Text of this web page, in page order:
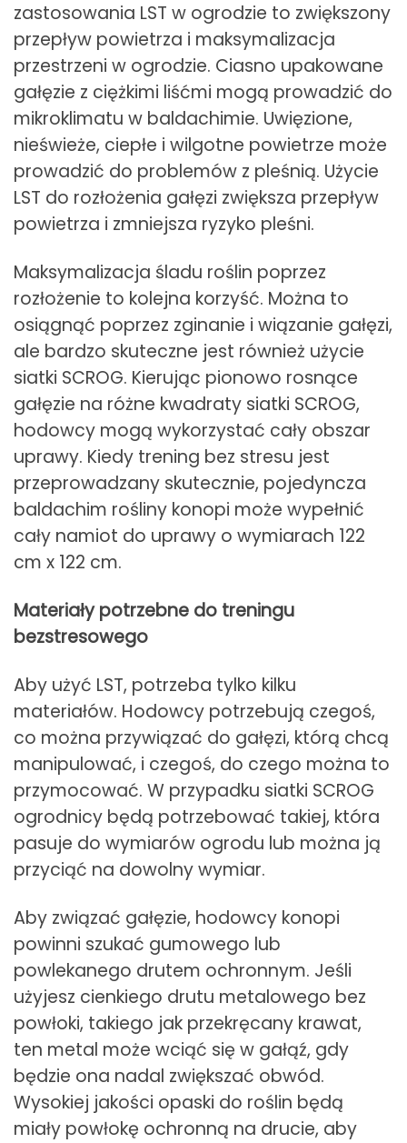
zastosowania LST w ogrodzie to zwiększony
przepływ powietrza i maksymalizacja
przestrzeni w ogrodzie. Ciasno upakowane
gałęzie z ciężkimi liśćmi mogą prowadzić do
mikroklimatu w baldachimie. Uwięzione,
nieświeże, ciepłe i wilgotne powietrze może
prowadzić do problemów z pleśnią. Użycie
LST do rozłożenia gałęzi zwiększa przepływ
powietrza i zmniejsza ryzyko pleśni.
Maksymalizacja śladu roślin poprzez
rozłożenie to kolejna korzyść. Można to
osiągnąć poprzez zginanie i wiązanie gałęzi,
ale bardzo skuteczne jest również użycie
siatki SCROG. Kierując pionowo rosnące
gałęzie na różne kwadraty siatki SCROG,
hodowcy mogą wykorzystać cały obszar
uprawy. Kiedy trening bez stresu jest
przeprowadzany skutecznie, pojedyncza
baldachim rośliny konopi może wypełnić
cały namiot do uprawy o wymiarach 122
cm x 122 cm.
Materiały potrzebne do treningu
bezstresowego
Aby użyć LST, potrzeba tylko kilku
materiałów. Hodowcy potrzebują czegoś,
co można przywiązać do gałęzi, którą chcą
manipulować, i czegoś, do czego można to
przymocować. W przypadku siatki SCROG
ogrodnicy będą potrzebować takiej, która
pasuje do wymiarów ogrodu lub można ją
przyciąć na dowolny wymiar.
Aby związać gałęzie, hodowcy konopi
powinni szukać gumowego lub
powlekanego drutem ochronnym. Jeśli
użyjesz cienkiego drutu metalowego bez
powłoki, takiego jak przekręcany krawat,
ten metal może wciąć się w gałąź, gdy
będzie ona nadal zwiększać obwód.
Wysokiej jakości opaski do roślin będą
miały powłokę ochronną na drucie, aby